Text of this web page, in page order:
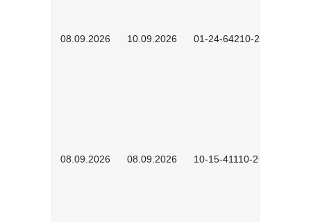
08.09.2026 10.09.2026 01-24-64210-2602
08.09.2026 08.09.2026 10-15-41110-2602